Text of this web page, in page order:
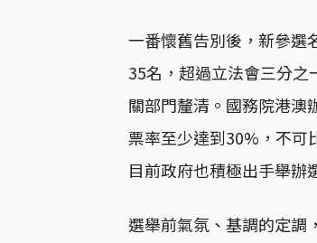
一番懷舊告別後，新參選
35名，超過立法會三分
關部門釐清。國務院港澳
票率至少達到30%，不可
目前政府也積極出手舉辦
選舉前氣氛、基調的定調